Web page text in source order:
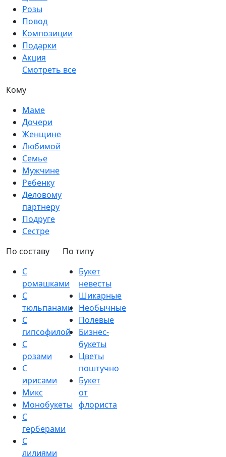
Розы
Повод
Композиции
Подарки
Акция
Смотреть все
Кому
Маме
Дочери
Женщине
Любимой
Семье
Мужчине
Ребенку
Деловому
партнеру
Подруге
Сестре
По составу
С
ромашками
С
тюльпанами
С
гипсофилой
С
розами
С
ирисами
Микс
Монобукеты
С
герберами
С
лилиями
По типу
Букет
невесты
Шикарные
Необычные
Полевые
Бизнес-
букеты
Цветы
поштучно
Букет
от
флориста